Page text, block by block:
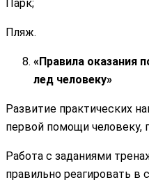
Парк;
Пляж.
«Правила оказания
лед человеку»
Развитие практических
первой помощи человеку,
Работа с заданиями
правильно реагировать в